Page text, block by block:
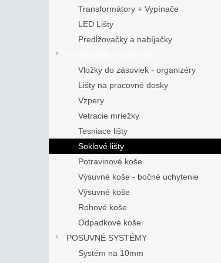
Transformátory + Vypínače
LED Lišty
Predĺžovačky a nabíjačky
Vložky do zásuviek - organizéry
Lišty na pracovné dosky
Vzpery
Vetracie mriežky
Tesniace lišty
Soklové lišty
Potravinové koše
Výsuvné koše - bočné uchytenie
Výsuvné koše
Rohové koše
Odpadkové koše
POSUVNÉ SYSTÉMY
Systém na 10mm